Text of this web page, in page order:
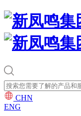
CHN
ENG